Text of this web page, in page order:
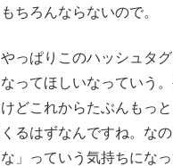
ちろんならないので。
っぱりこのハッシュタ
ってほしいなっていう
どこれからたぶんもっ
るはずなんですね。な
」っていう気持ちになっ